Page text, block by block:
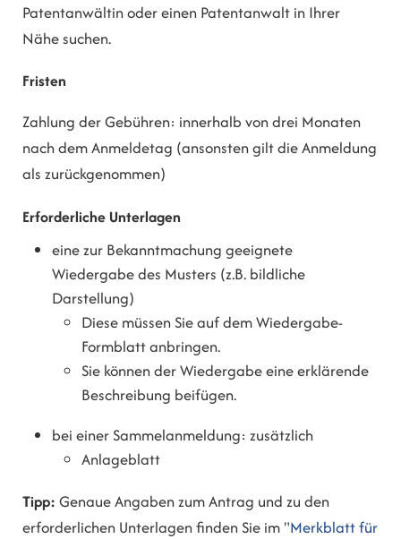
Patentanwältin oder einen Patentanwalt in Ihrer
Nähe suchen.
Fristen
Zahlung der Gebühren: innerhalb von drei Monaten
nach dem Anmeldetag (ansonsten gilt die Anmeldung
als zurückgenommen)
Erforderliche Unterlagen
eine zur Bekanntmachung geeignete
Wiedergabe des Musters (z.B. bildliche
Darstellung)
Diese müssen Sie auf dem Wiedergabe-
Formblatt anbringen.
Sie können der Wiedergabe eine erklärende
Beschreibung beifügen.
bei einer Sammelanmeldung: zusätzlich
Anlageblatt
Tipp: Genaue Angaben zum Antrag und zu den
erforderlichen Unterlagen finden Sie im "Merkblatt für